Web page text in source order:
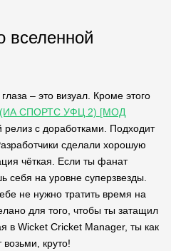
вселенной
– это визуал. Кроме этого
(ИА СПОРТС УФЦ 2) [МОД
релиз с доработками. Подходит
сделали хорошую
чёткая. Если ты фанат
себя на уровне суперзвезды.
не нужно тратить время на
для того, чтобы ты затащил
в Wicket Cricket Manager, ты как
круто!